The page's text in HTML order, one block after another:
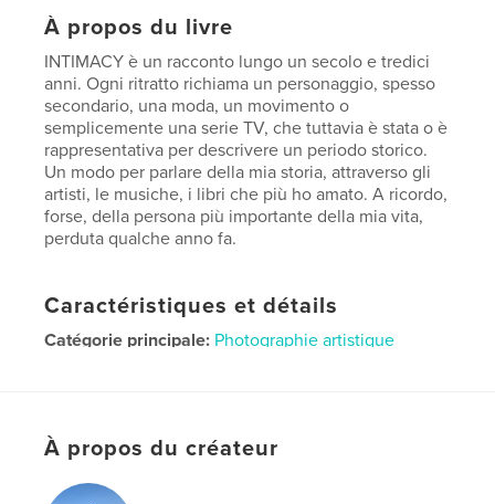
À propos du livre
INTIMACY è un racconto lungo un secolo e tredici
anni. Ogni ritratto richiama un personaggio, spesso
secondario, una moda, un movimento o
semplicemente una serie TV, che tuttavia è stata o è
rappresentativa per descrivere un periodo storico.
Un modo per parlare della mia storia, attraverso gli
artisti, le musiche, i libri che più ho amato. A ricordo,
forse, della persona più importante della mia vita,
perduta qualche anno fa.
Caractéristiques et détails
Catégorie principale: Photographie artistique
LangueItalian
Mots-clés
À propos du créateur